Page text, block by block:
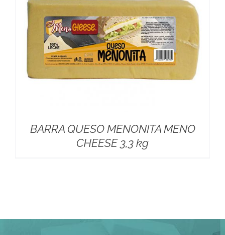
BARRA QUESO MENONITA MENO
CHEESE 3,3 kg